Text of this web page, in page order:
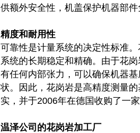
供额外安全性，机盖保护机器部
精度和耐用性
可靠性是计量系统的决定性标准
系统的长期稳定和精确。由于花
有任何内部张力，可以确保机器
状。因此，花岗岩是高精度测量
实，并于2006年在德国收购了一
温泽公司的花岗岩加工厂